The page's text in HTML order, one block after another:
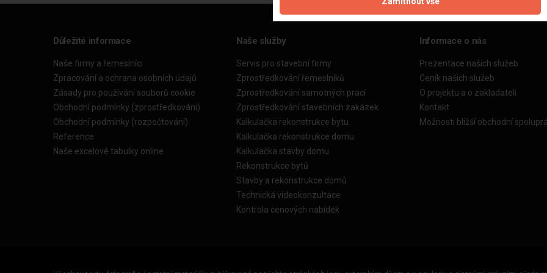
Důležité informace
Naše firmy a řemeslníci
Zpracování a ochrana osobních údajů
Zásady pro používání souborů cookie
Obchodní podmínky (zprostředkování)
Obchodní podmínky (rozpočtování)
Reference
Naše excelové tabulky online
Naše služby
Servis pro stavební firmy
Zprostředkování řemeslníků
Zprostředkování samotných prací
Zprostředkování stavebních zakázek
Kalkulačka rekonstrukce bytu
Kalkulačka rekonstrukce domu
Kalkulačka stavby domu
Rekonstrukce bytů
Stavby a rekonstrukce domů
Technická videokonzultace
Kontrola cenových nabídek
Informace o nás
Prezentace našich služeb
Ceník našich služeb
O projektu a o zakladateli
Kontakt
Možnosti bližší obchodní